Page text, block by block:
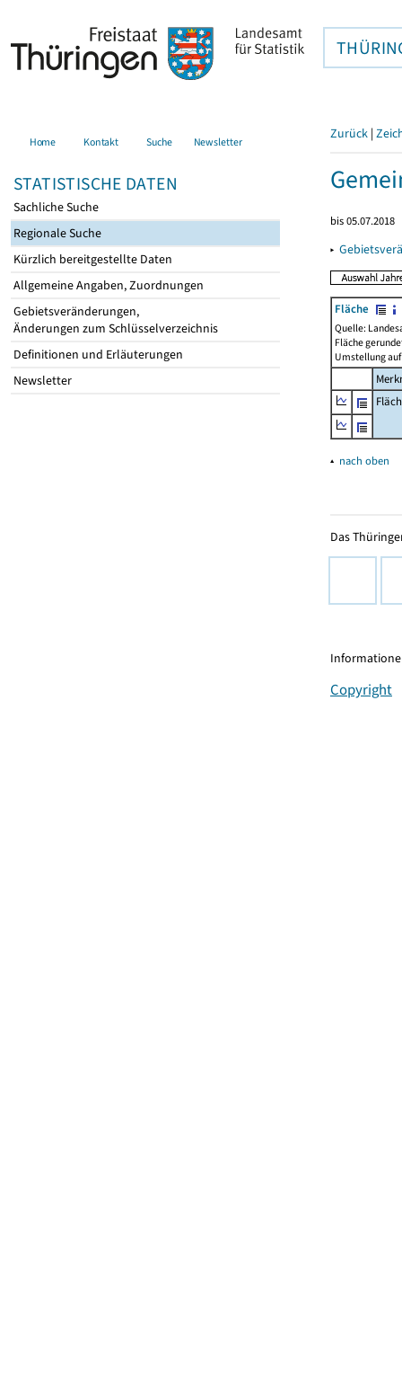
Home Kontakt Suche Newsletter
STATISTISCHE DATEN
Sachliche Suche
Regionale Suche
Kürzlich bereitgestellte Daten
Allgemeine Angaben, Zuordnungen
Gebietsveränderungen,
Änderungen zum Schlüsselverzeichnis
Definitionen und Erläuterungen
Newsletter
Zurück |
bis 05.07.2018
▸
Fläche
Quelle:
Fläche
Umstellung
▴ nach oben
Das
Copyright